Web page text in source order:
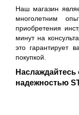
Наш магазин
многолетним
приобретения
минут на
это гарантирует
покупкой.
надежностью